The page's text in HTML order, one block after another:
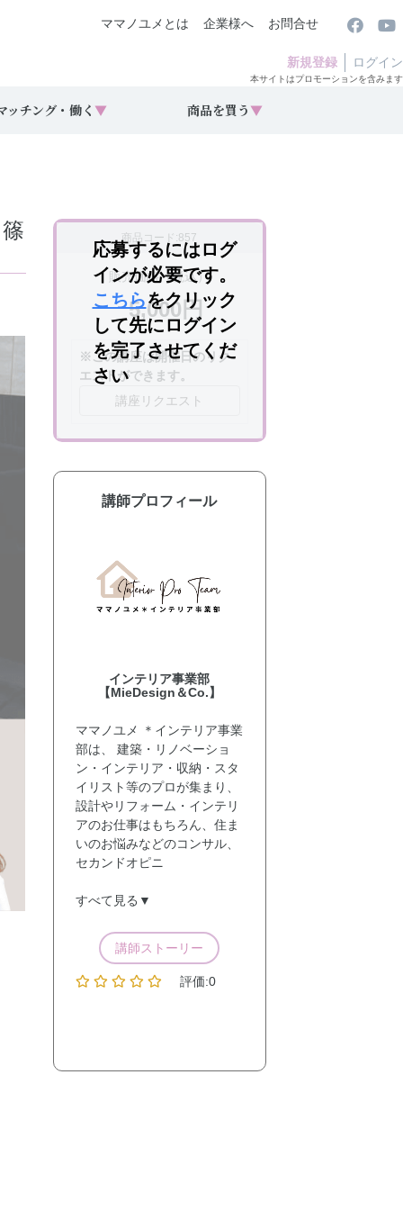
ママノユメとは 企業様へ お問合せ
新規登録 ログイン
本サイトはプロモーションを含みます
ッチング・働く ▼ 商品を買う ▼
商品コード:857
販売価格（税込）
5,000円
※この講座は開催日のリク
エストができます。
講座リクエスト
応募するにはログ
インが必要です。
こちらをクリック
して先にログイン
を完了させてくだ
さい
講師プロフィール
インテリア事業部
【MieDesign＆Co.】
ママノユメ ＊インテリア事業
部は、 建築・リノベーショ
ン・インテリア・収納・スタ
イリスト等のプロが集まり、
設計やリフォーム・インテリ
アのお仕事はもちろん、住ま
いのお悩みなどのコンサル、
セカンドオピニ
すべて見る▼
講師ストーリー
評価:0